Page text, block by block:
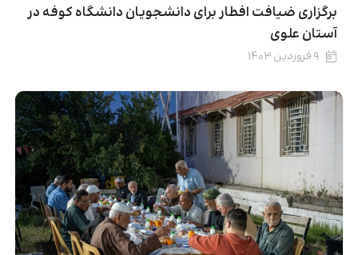
برگزاری ضیافت افطار برای دانشجویان دانشگاه کوفه در
آستان علوی
۹ فروردین ۱۴۰۳